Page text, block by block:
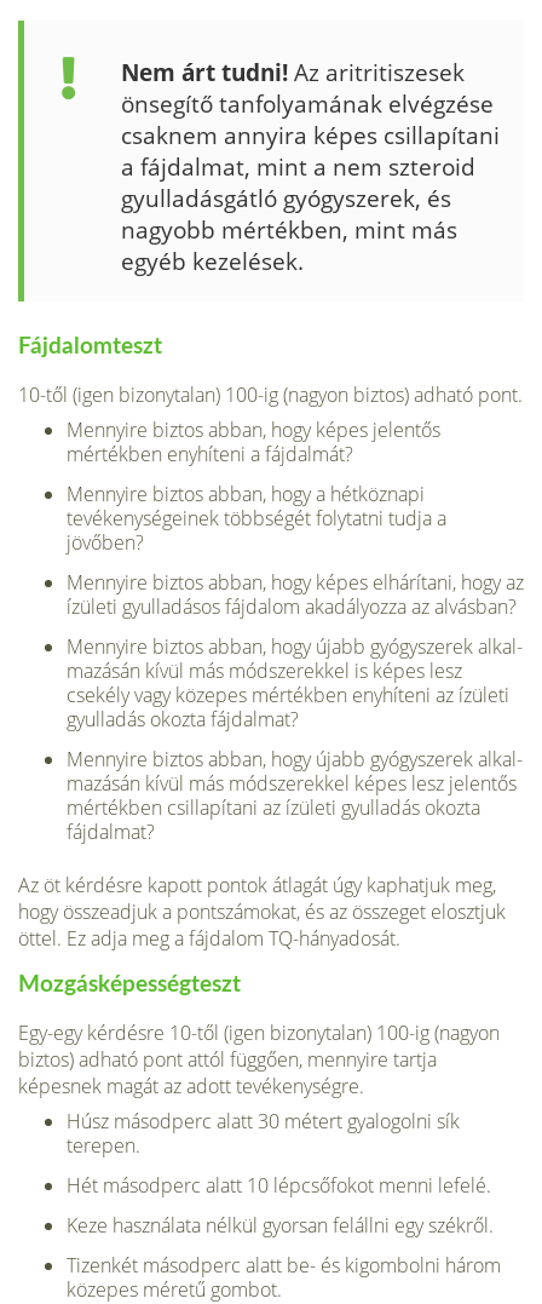
Nem árt tudni!Az aritritiszesek
ön­segítő tanfolyamának elvégzése
csaknem annyira képes csillapítani
a fájdalmat, mint a nem szteroid
gyulladásgátló gyógyszerek, és
nagyobb mértékben, mint más
egyéb kezelések.
Fájdalomteszt
10-től (igen bizonytalan) 100-ig (nagyon biztos) adható pont.
Mennyire biztos abban, hogy képes jelentős
mértékben enyhíteni a fájdalmát?
Mennyire biztos abban, hogy a hétköznapi
tevékenysé­geinek többségét folytatni tudja a
jövőben?
Mennyire biztos abban, hogy képes elhárítani, hogy az
ízületi gyulladásos fájdalom akadályozza az alvásban?
Mennyire biztos abban, hogy újabb gyógyszerek alkal­
mazásán kívül más módszerekkel is képes lesz
csekély vagy közepes mértékben enyhíteni az ízületi
gyulladás okozta fájdalmat?
Mennyire biztos abban, hogy újabb gyógyszerek alkal­
mazásán kívül más módszerekkel képes lesz jelentős
mér­tékben csillapítani az ízületi gyulladás okozta
fájdalmat?
Az öt kérdésre kapott pontok átlagát úgy kaphatjuk meg,
hogy összeadjuk a pontszámokat, és az összeget elosztjuk
öttel. Ez adja meg a fájdalom TQ-hányadosát.
Mozgásképességteszt
Egy-egy kérdésre 10-től (igen bizonytalan) 100-ig (nagyon
biztos) adható pont attól függően, mennyire tartja
képesnek magát az adott tevékenységre.
Húsz másodperc alatt 30 métert gyalogolni sík
terepen.
Hét másodperc alatt 10 lépcsőfokot menni lefelé.
Keze használata nélkül gyorsan felállni egy székről.
Tizenkét másodperc alatt be- és kigombolni három
köze­pes méretű gombot.